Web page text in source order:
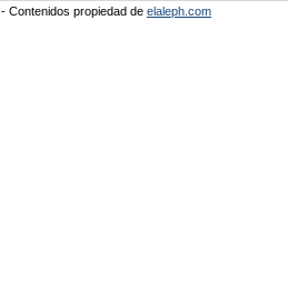
Contenidos propiedad de elaleph.com